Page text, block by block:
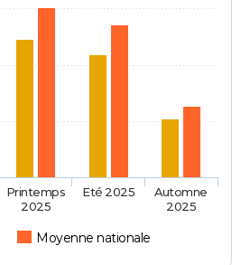
Moyenne nationale
Printemps
2025
Eté 2025
Automne
2025